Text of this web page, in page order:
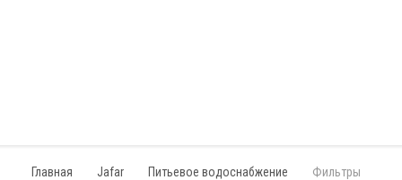
Главная Jafar Питьевое водоснабжение Фильтры